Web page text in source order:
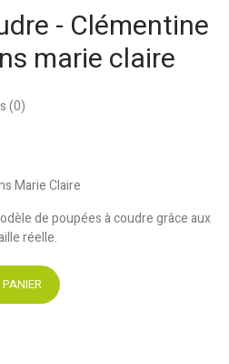
- Clémentine
marie claire
(0)
Marie Claire
de poupées à coudre grâce aux
réelle.